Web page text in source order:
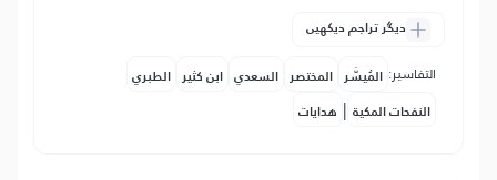
دیگر تراجم دیکھیں
التفاسير: المُيسَّر المختصر السعدي ابن كثير الطبري
النفحات المكية | هدايات